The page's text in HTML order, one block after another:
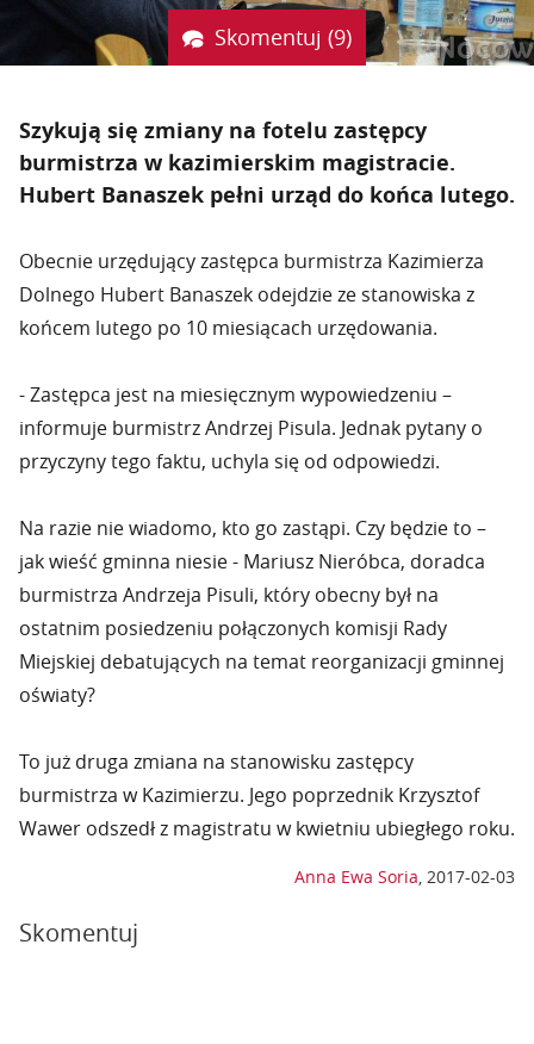
Skomentuj (9)
Szykują się zmiany na fotelu zastępcy
burmistrza w kazimierskim magistracie.
Hubert Banaszek pełni urząd do końca lutego.
Obecnie urzędujący zastępca burmistrza Kazimierza
Dolnego Hubert Banaszek odejdzie ze stanowiska z
końcem lutego po 10 miesiącach urzędowania.
- Zastępca jest na miesięcznym wypowiedzeniu –
informuje burmistrz Andrzej Pisula. Jednak pytany o
przyczyny tego faktu, uchyla się od odpowiedzi.
Na razie nie wiadomo, kto go zastąpi. Czy będzie to –
jak wieść gminna niesie - Mariusz Nieróbca, doradca
burmistrza Andrzeja Pisuli, który obecny był na
ostatnim posiedzeniu połączonych komisji Rady
Miejskiej debatujących na temat reorganizacji gminnej
oświaty?
To już druga zmiana na stanowisku zastępcy
burmistrza w Kazimierzu. Jego poprzednik Krzysztof
Wawer odszedł z magistratu w kwietniu ubiegłego roku.
Anna Ewa Soria, 2017-02-03
Skomentuj